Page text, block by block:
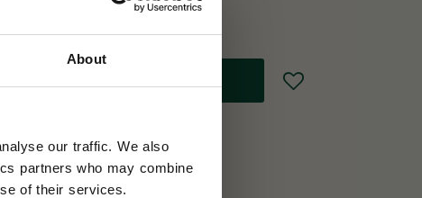
About
our traffic. We also
partners who may combine
of their services.
Lägg till i favoriter
30 dagar